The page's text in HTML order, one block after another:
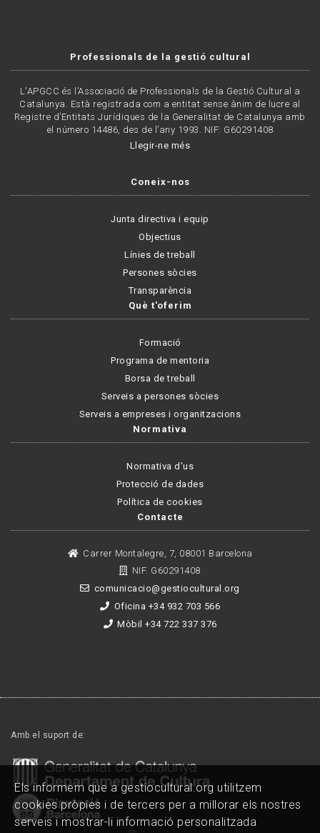
Professionals de la gestió cultural
L'APGCC és l’Associació de Professionals de la Gestió Cultural a
Catalunya. Està registrada com a entitat sense ànim de lucre al
Registre d’Entitats Jurídiques de la Generalitat de Catalunya amb
el número 14486, des de l’any 1993. NIF: G60291408
Llegir-ne més
Coneix-nos
Junta directiva i equip
Objectius
Línies de treball
Persones sòcies
Transparència
Què t'oferim
Formació
Programa de mentoria
Borsa de treball
Serveis a persones sòcies
Serveis a empreses i organitzacions
Normativa
Normativa d'us
Protecció de dades
Política de cookies
Contacte
Carrer Montalegre, 7, 08001 Barcelona
NIF. G60291408
comunicacio@gestiocultural.org
Oficina +34 932 703 566
Mòbil +34 722 337 376
Amb el suport de:
Els informem que a gestiocultural.org utilitzem
cookies pròpies i de tercers per a millorar els nostres
serveis i mostrar-li informació personalitzada